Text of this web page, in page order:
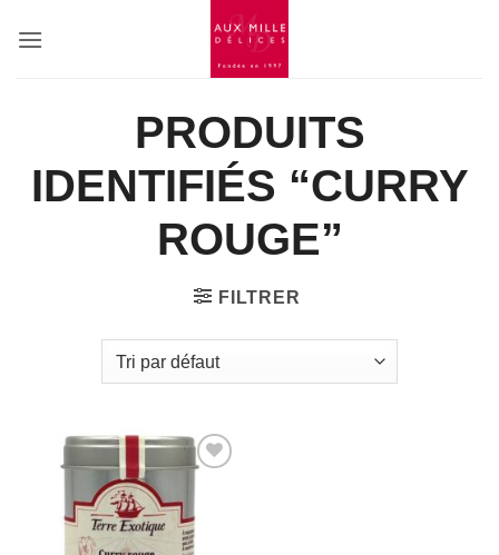
PRODUITS
IDENTIFIÉS “CURRY
ROUGE”
FILTRER
Wishlist